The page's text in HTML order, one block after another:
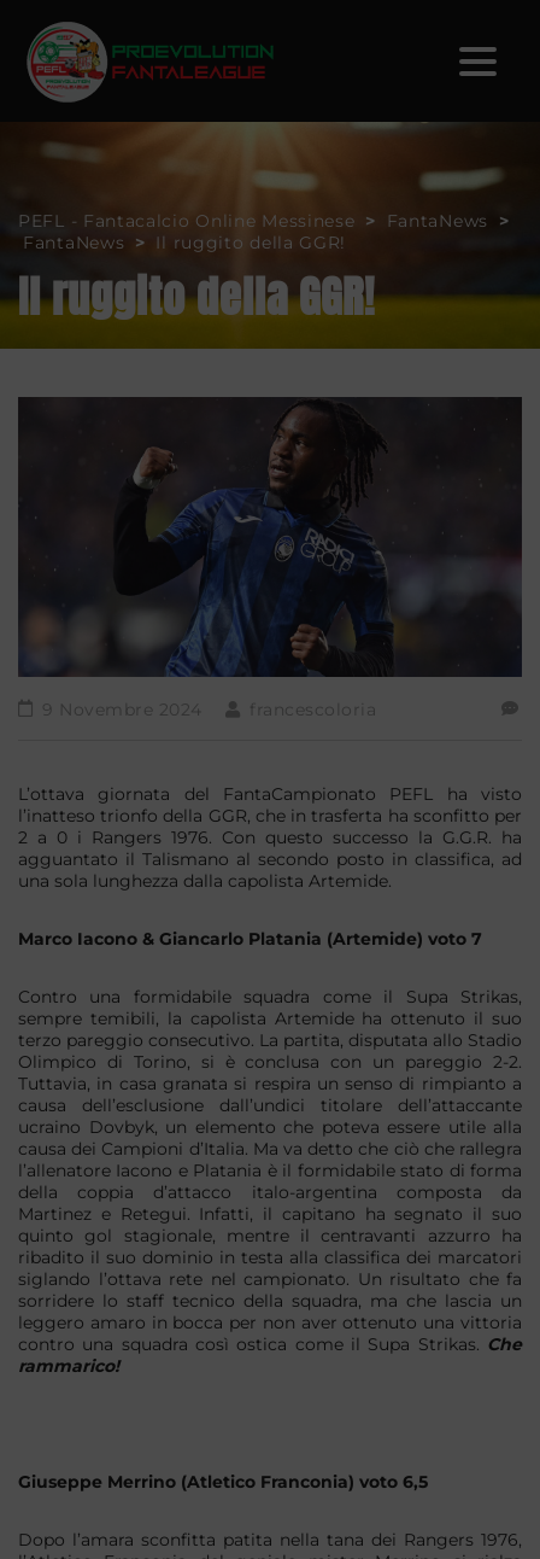
PEFL - Fantacalcio Online Messinese > FantaNews
>
FantaNews
> Il ruggito della GGR!
Il ruggito della GGR!
9 Novembre 2024 francescoloria
L’ottava giornata del FantaCampionato PEFL ha visto
l’inatteso trionfo della GGR, che in trasferta ha sconfitto per
2 a 0 i Rangers 1976. Con questo successo la G.G.R. ha
agguantato il Talismano al secondo posto in classifica, ad
una sola lunghezza dalla capolista Artemide.
Marco Iacono & Giancarlo Platania (Artemide) voto 7
Contro una formidabile squadra come il Supa Strikas,
sempre temibili, la capolista Artemide ha ottenuto il suo
terzo pareggio consecutivo. La partita, disputata allo Stadio
Olimpico di Torino, si è conclusa con un pareggio 2-2.
Tuttavia, in casa granata si respira un senso di rimpianto a
causa dell’esclusione dall’undici titolare dell’attaccante
ucraino Dovbyk, un elemento che poteva essere utile alla
causa dei Campioni d’Italia. Ma va detto che ciò che rallegra
l’allenatore Iacono e Platania è il formidabile stato di forma
della coppia d’attacco italo-argentina composta da
Martinez e Retegui. Infatti, il capitano ha segnato il suo
quinto gol stagionale, mentre il centravanti azzurro ha
ribadito il suo dominio in testa alla classifica dei marcatori
siglando l’ottava rete nel campionato. Un risultato che fa
sorridere lo staff tecnico della squadra, ma che lascia un
leggero amaro in bocca per non aver ottenuto una vittoria
contro una squadra così ostica come il Supa Strikas. Che
rammarico!
Giuseppe Merrino (Atletico Franconia) voto 6,5
Dopo l’amara sconfitta patita nella tana dei Rangers 1976,